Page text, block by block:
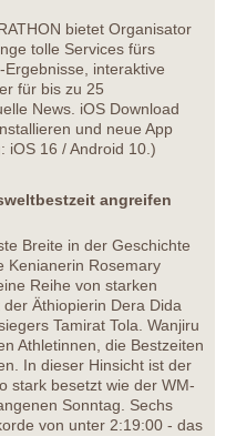
bietet Organisator
tolle Services fürs
interaktive
für bis zu 25
News. iOS Download
und neue App
iOS 16 / Android 10.)
angreifen
Breite in der Geschichte
Kenianerin Rosemary
Reihe von starken
Äthiopierin Dera Dida
Tamirat Tola. Wanjiru
Athletinnen, die Bestzeiten
In dieser Hinsicht ist der
stark besetzt wie der WM-
Sonntag. Sechs
von unter 2:19:00 - das